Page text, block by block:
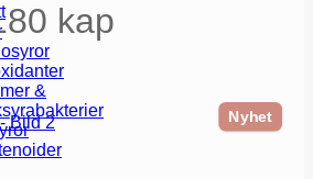
&
kap
Nyhet